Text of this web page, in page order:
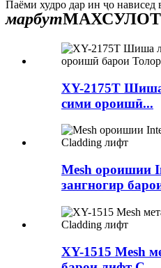
Паёми худро дар ин ҷо нависед
марбутМАХСУЛОТ
XY-2175T
сими ороишӣ...
Mesh ороишии
зангногир
XY-1515 Mesh